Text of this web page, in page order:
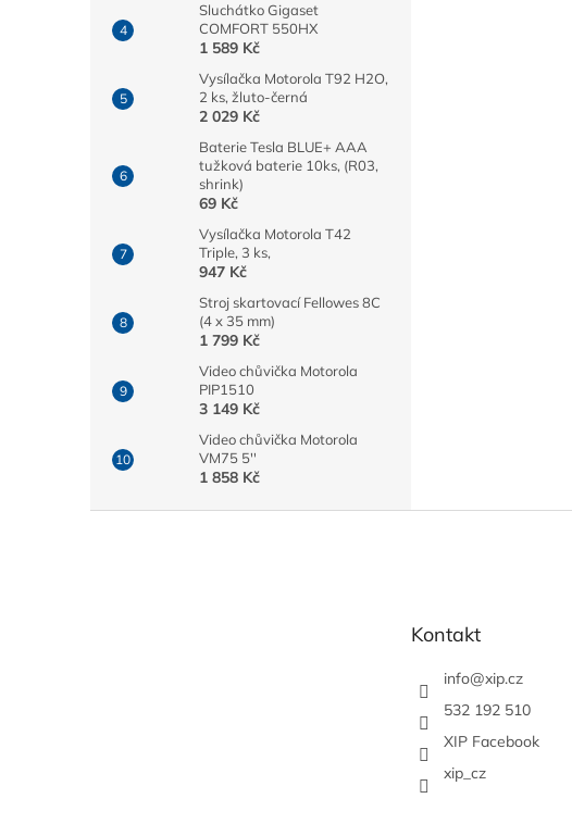
Sluchátko Gigaset
COMFORT 550HX
1 589 Kč
Vysílačka Motorola T92 H2O,
2 ks, žluto-černá
2 029 Kč
Baterie Tesla BLUE+ AAA
tužková baterie 10ks, (R03,
shrink)
69 Kč
Vysílačka Motorola T42
Triple, 3 ks,
947 Kč
Stroj skartovací Fellowes 8C
(4 x 35 mm)
1 799 Kč
Video chůvička Motorola
PIP1510
3 149 Kč
Video chůvička Motorola
VM75 5''
1 858 Kč
Kontakt
info@xip.cz
532 192 510
XIP Facebook
xip_cz